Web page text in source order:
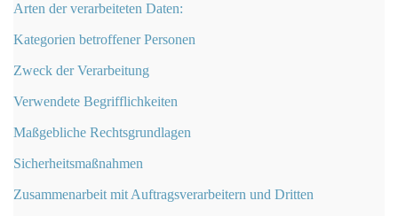
Arten der verarbeiteten Daten:
Kategorien betroffener Personen
Zweck der Verarbeitung
Verwendete Begrifflichkeiten
Maßgebliche Rechtsgrundlagen
Sicherheitsmaßnahmen
Zusammenarbeit mit Auftragsverarbeitern und Dritten